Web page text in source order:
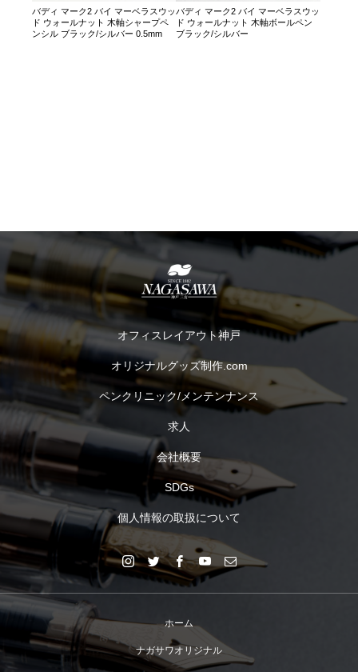
バディ マーク2 バイ マーベラスウッ
ド ウォールナット 木軸シャープペ
ンシル ブラック/シルバー 0.5mm
バディ マーク2 バイ マーベラスウッ
ド ウォールナット 木軸ボールペン
ブラック/シルバー
オフィスレイアウト神戸
オリジナルグッズ制作.com
ペンクリニック/メンテンナンス
求人
会社概要
SDGs
個人情報の取扱について
ホーム
ナガサワオリジナル